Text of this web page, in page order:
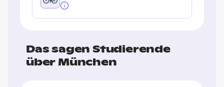
Das sagen Studierende
über München